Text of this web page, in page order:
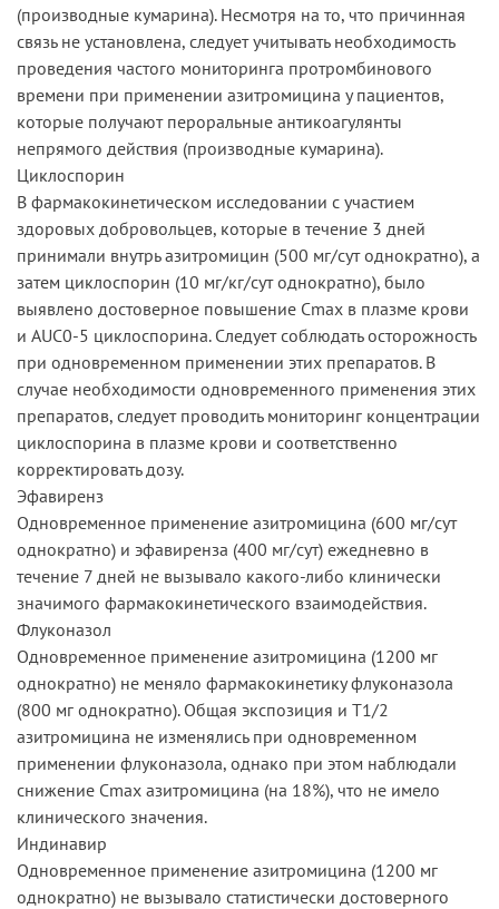
(производные кумарина). Несмотря на то, что причинная
связь не установлена, следует учитывать необходимость
проведения частого мониторинга протромбинового
времени при применении азитромицина у пациентов,
которые получают пероральные антикоагулянты
непрямого действия (производные кумарина).
Циклоспорин
В фармакокинетическом исследовании с участием
здоровых добровольцев, которые в течение 3 дней
принимали внутрь азитромицин (500 мг/сут однократно), а
затем циклоспорин (10 мг/кг/сут однократно), было
выявлено достоверное повышение Cmax в плазме крови
и AUC0-5 циклоспорина. Следует соблюдать осторожность
при одновременном применении этих препаратов. В
случае необходимости одновременного применения этих
препаратов, следует проводить мониторинг концентрации
циклоспорина в плазме крови и соответственно
корректировать дозу.
Эфавиренз
Одновременное применение азитромицина (600 мг/сут
однократно) и эфавиренза (400 мг/сут) ежедневно в
течение 7 дней не вызывало какого-либо клинически
значимого фармакокинетического взаимодействия.
Флуконазол
Одновременное применение азитромицина (1200 мг
однократно) не меняло фармакокинетику флуконазола
(800 мг однократно). Общая экспозиция и T1/2
азитромицина не изменялись при одновременном
применении флуконазола, однако при этом наблюдали
снижение Cmax азитромицина (на 18%), что не имело
клинического значения.
Индинавир
Одновременное применение азитромицина (1200 мг
однократно) не вызывало статистически достоверного